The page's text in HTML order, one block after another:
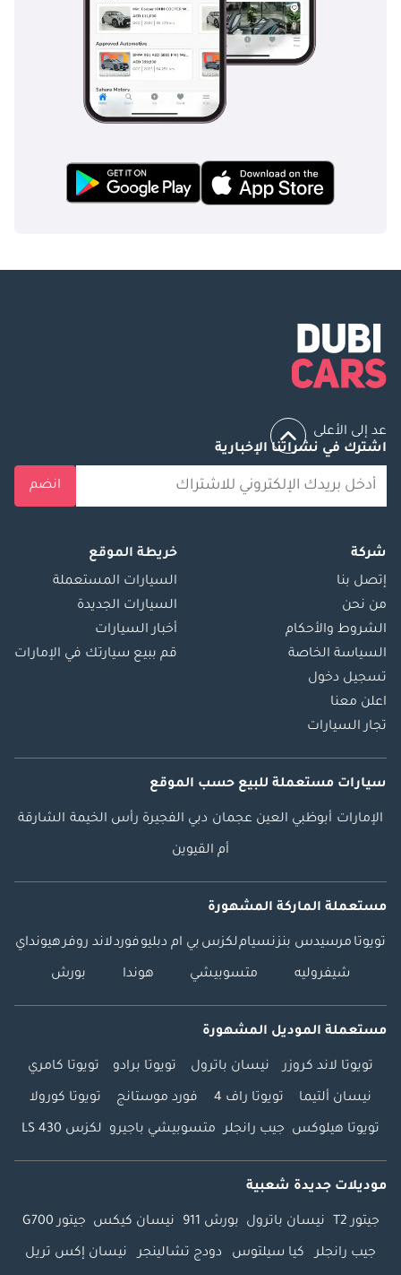
عد إلى الأعلى
اشترك في نشراتنا الإخبارية
انضم
شركة
إتصل بنا
من نحن
الشروط والأحكام
السياسة الخاصة
تسجيل دخول
اعلن معنا
تجار السيارات
خريطة الموقع
السيارات المستعملة
السيارات الجديدة
أخبار السيارات
قم ببيع سيارتك في الإمارات
سيارات مستعملة للبيع حسب الموقع
الإمارات أبوظبي العين عجمان دبي الفجيرة رأس الخيمة الشارقة
أم القيوين
مستعملة الماركة المشهورة
تويوتا مرسيدس بنزنسياملكزس بي ام دبليوفوردلاند روفرهيونداي
شيفروليه متسوبيشي هوندا بورش
مستعملة الموديل المشهورة
تويوتا لاند كروزر نيسان باترول تويوتا برادو تويوتا كامري
نيسان ألتيما تويوتا راف 4 فورد موستانج تويوتا كورولا
تويوتا هيلوكس جيب رانجلر متسوبيشي باجيرو لكزس LS 430
موديلات جديدة شعبية
جيتور T2 نيسان باترول بورش 911 نيسان كيكس جيتور G700
جيب رانجلر كيا سيلتوس دودج تشالينجر نيسان إكس تريل